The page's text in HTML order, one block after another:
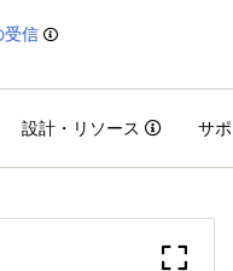
受信
設計・リソース サ